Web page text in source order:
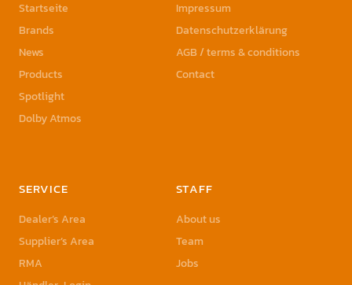
Startseite
Brands
News
Products
Spotlight
Dolby Atmos
Impressum
Datenschutzerklärung
AGB / terms & conditions
Contact
SERVICE
Dealer’s Area
Supplier’s Area
RMA
STAFF
About us
Team
Jobs